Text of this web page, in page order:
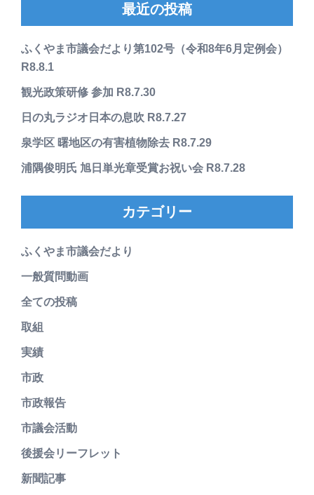
最近の投稿
ふくやま市議会だより第102号（令和8年6月定例会）
R8.8.1
観光政策研修 参加 R8.7.30
日の丸ラジオ日本の息吹 R8.7.27
泉学区 曙地区の有害植物除去 R8.7.29
浦隅俊明氏 旭日単光章受賞お祝い会 R8.7.28
カテゴリー
ふくやま市議会だより
一般質問動画
全ての投稿
取組
実績
市政
市政報告
市議会活動
後援会リーフレット
新聞記事